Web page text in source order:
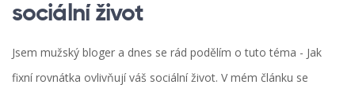
sociální život
Jsem mužský bloger a dnes se rád podělím o tuto téma - Jak
fixní rovnátka ovlivňují váš sociální život. V mém článku se